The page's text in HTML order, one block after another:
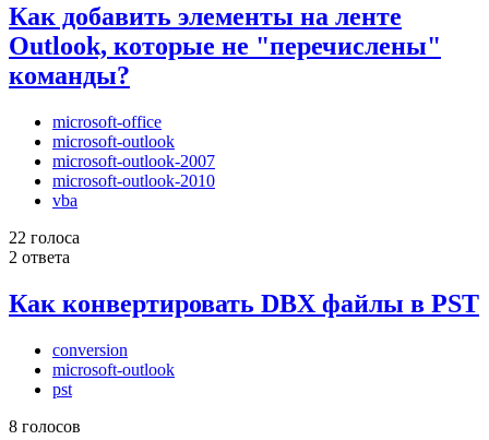
Как добавить элементы на ленте
Outlook, которые не "перечислены"
команды?
microsoft-office
microsoft-outlook
microsoft-outlook-2007
microsoft-outlook-2010
vba
22 голоса
2 ответа
Как конвертировать DBX файлы в PST
conversion
microsoft-outlook
pst
8 голосов